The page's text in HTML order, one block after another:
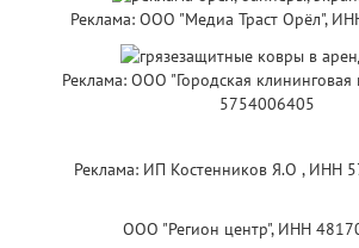
Реклама: ООО "Медиа Траст Орёл",
Реклама: ООО "Городская
5754006405
Реклама: ИП Костенников Я.О , ИНН
ООО "Регион центр", ИНН